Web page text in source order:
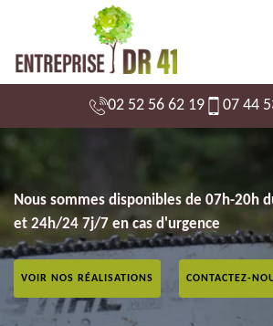
02 52 56 62 19 07 44
Nous sommes disponibles de 07h-20h
et 24h/24 7j/7 en cas d'urgence
VOIR NOS RÉALISATIONS CONTACTEZ-